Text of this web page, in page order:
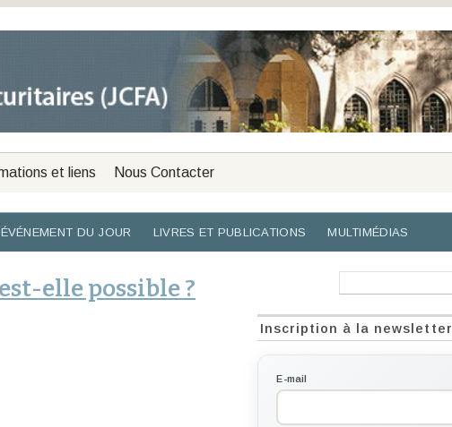
et liens Nous Contacter
DU JOUR LIVRES ET PUBLICATIONS MULTIMÉDIAS
elle possible ?
Inscription à la newsletter
E-mail